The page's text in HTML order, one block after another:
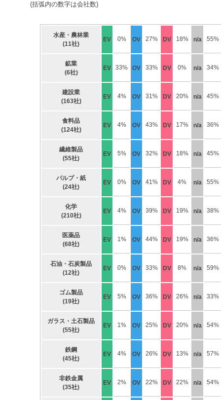
(括弧内の数字は会社数)
水産・農林業
(11社)
EV 0% OV 27% DV 18% n/a 55%
鉱業
(6社)
EV 33% OV 33% DV 0% n/a 34%
建設業
(163社)
EV 4% OV 31% DV 20% n/a 45%
食料品
(124社)
EV 4% OV 43% DV 17% n/a 36%
繊維製品
(55社)
EV 5% OV 32% DV 18% n/a 45%
パルプ・紙
(24社)
EV 0% OV 41% DV 4% n/a 55%
化学
(210社)
EV 4% OV 39% DV 19% n/a 38%
医薬品
(68社)
EV 1% OV 44% DV 19% n/a 36%
石油・石炭製品
(12社)
EV 0% OV 33% DV 8% n/a 59%
ゴム製品
(19社)
EV 5% OV 36% DV 26% n/a 33%
ガラス・土石製品
(55社)
EV 1% OV 25% DV 20% n/a 54%
鉄鋼
(45社)
EV 4% OV 26% DV 13% n/a 57%
非鉄金属
(35社)
EV 2% OV 22% DV 22% n/a 54%